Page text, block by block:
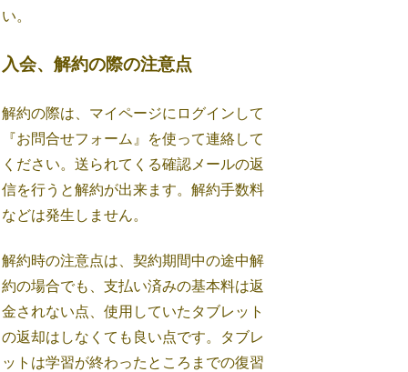
い。
入会、解約の際の注意点
解約の際は、マイページにログインして
『お問合せフォーム』を使って連絡して
ください。送られてくる確認メールの返
信を行うと解約が出来ます。解約手数料
などは発生しません。
解約時の注意点は、契約期間中の途中解
約の場合でも、支払い済みの基本料は返
金されない点、使用していたタブレット
の返却はしなくても良い点です。タブレ
ットは学習が終わったところまでの復習